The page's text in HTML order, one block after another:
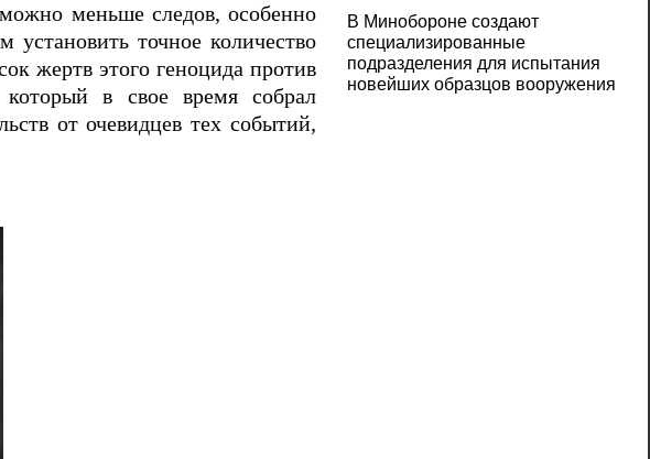
меньше следов, особенно
точное количество
жертв этого геноцида против
в свое время собрал
от очевидцев тех событий,
В Минобороне создают
специализированные
подразделения для испытания
новейших образцов вооружения